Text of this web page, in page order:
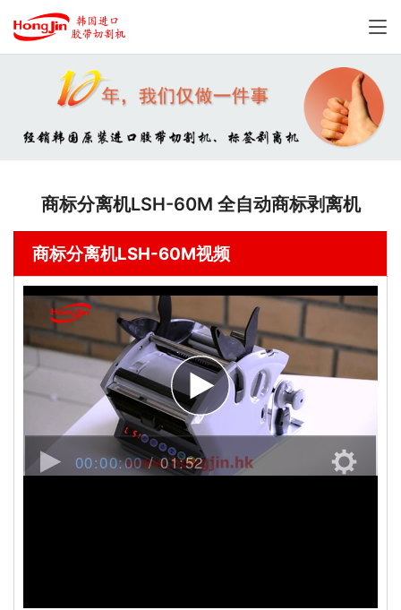
商标分离机LSH-60M 全自动商标剥离机
商标分离机LSH-60M视频